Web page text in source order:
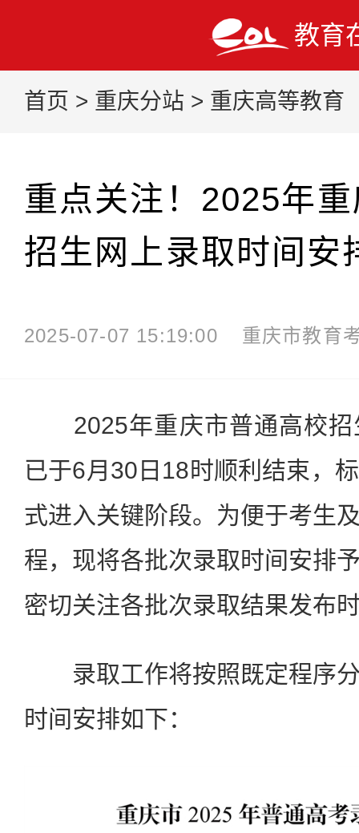
教育
首页 > 重庆分站 > 重庆高等教育
重点关注！2025年
招生网上录取时间安
2025-07-07 15:19:00 重庆市教育
2025年重庆市普通高校招
已于6月30日18时顺利结束，
式进入关键阶段。为便于考生
程，现将各批次录取时间安排
密切关注各批次录取结果发布
录取工作将按照既定程序分
时间安排如下：